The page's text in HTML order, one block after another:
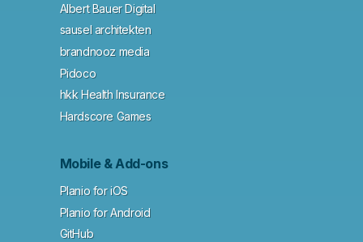
Albert Bauer Digital
sausel architekten
brandnooz media
Pidoco
hkk Health Insurance
Hardscore Games
Mobile & Add-ons
Planio for iOS
Planio for Android
GitHub